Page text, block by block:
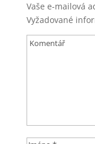
Vaše e-mailová
Vyžadované